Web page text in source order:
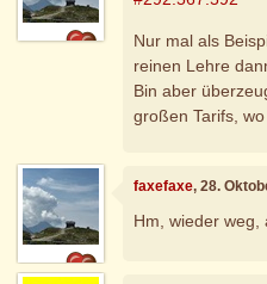
Nur mal als
reinen Lehre
Bin aber
großen Tarifs,
faxefaxe, 28.
Hm, wieder weg,